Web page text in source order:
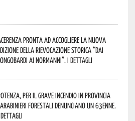
pronta ad accogliere la nuova
della rievocazione storica “Dai
ai Normanni”. I dettagli
per il grave incendio in Provincia
forestali denunciano un 63enne.